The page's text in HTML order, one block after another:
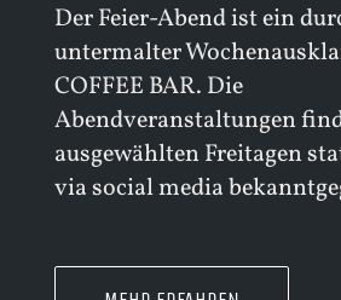
Der Feier-Abend ist ein
untermalter
COFFEE BAR. Die
Abendveranstaltungen
ausgewählten Freitagen
via social media